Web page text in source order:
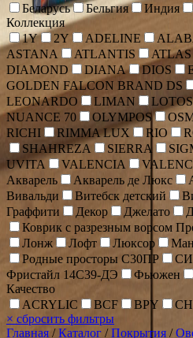
Беларусь
Бельгия Индия
Коллекция
1Y
2Y ADELINE
ASTANA
ATLANTIS ATLAS
DIAMOND
DIANA DIOS
GOLDEN FALCON BRAND DS
LEONARDO
LIMAN LOTOS
NUANCE 70
OLYMPOS
RICHI
RIMMA LUX RIO
SHAHREZA
SIERRA
UVITA
VALENCIA
Акварель
Акварель де Люкс
Вивальди
Витебск детский
Граффити
Декор Джелато
Коврик c разрезным ворсом
Лонж
Лофт Люксор
Родные просторы С30ПР
Фристайл 14С39-ДЭ
Фьюжен
Качество
ACRYLIC
BCF BPY
× сбросить фильтры
Главная /Каталог /Покрытия /